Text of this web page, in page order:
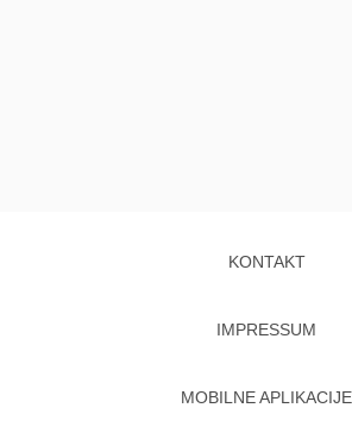
KONTAKT
IMPRESSUM
MOBILNE APLIKACIJE